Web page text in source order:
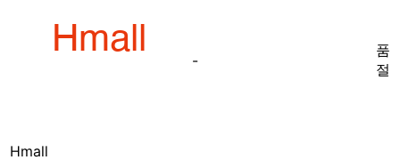
Hmall
-
품
절